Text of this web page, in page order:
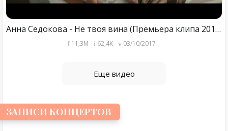
Анна Седокова - Не твоя вина (Премьера клипа 2017)
11,3M 62,4K 03/10/2017
Еще видео
ЗАПИСИ КОНЦЕРТОВ